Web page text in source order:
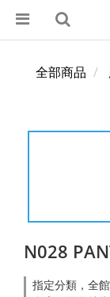
全部商品
N028
指定分類，全